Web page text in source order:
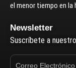
el menor tiempo en la
Newsletter
Suscríbete a